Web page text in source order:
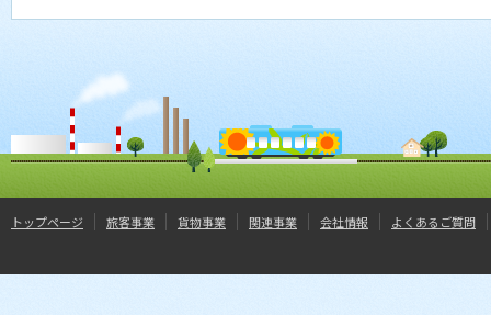
トップページ 旅客事業 貨物事業 関連事業 会社情報 よくあるご質問